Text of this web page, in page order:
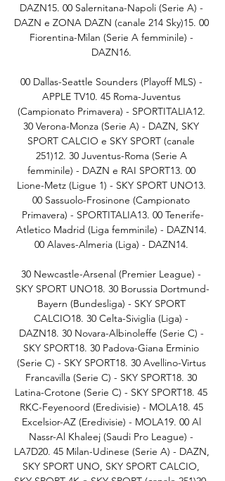
DAZN15. 00 Salernitana-Napoli (Serie A) -
DAZN e ZONA DAZN (canale 214 Sky)15. 00
Fiorentina-Milan (Serie A femminile) -
DAZN16.
00 Dallas-Seattle Sounders (Playoff MLS) -
APPLE TV10. 45 Roma-Juventus
(Campionato Primavera) - SPORTITALIA12.
30 Verona-Monza (Serie A) - DAZN, SKY
SPORT CALCIO e SKY SPORT (canale
251)12. 30 Juventus-Roma (Serie A
femminile) - DAZN e RAI SPORT13. 00
Lione-Metz (Ligue 1) - SKY SPORT UNO13.
00 Sassuolo-Frosinone (Campionato
Primavera) - SPORTITALIA13. 00 Tenerife-
Atletico Madrid (Liga femminile) - DAZN14.
00 Alaves-Almeria (Liga) - DAZN14.
30 Newcastle-Arsenal (Premier League) -
SKY SPORT UNO18. 30 Borussia Dortmund-
Bayern (Bundesliga) - SKY SPORT
CALCIO18. 30 Celta-Siviglia (Liga) -
DAZN18. 30 Novara-Albinoleffe (Serie C) -
SKY SPORT18. 30 Padova-Giana Erminio
(Serie C) - SKY SPORT18. 30 Avellino-Virtus
Francavilla (Serie C) - SKY SPORT18. 30
Latina-Crotone (Serie C) - SKY SPORT18. 45
RKC-Feyenoord (Eredivisie) - MOLA18. 45
Excelsior-AZ (Eredivisie) - MOLA19. 00 Al
Nassr-Al Khaleej (Saudi Pro League) -
LA7D20. 45 Milan-Udinese (Serie A) - DAZN,
SKY SPORT UNO, SKY SPORT CALCIO,